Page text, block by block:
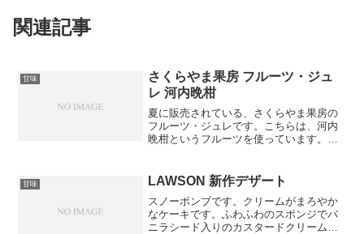
関連記事
甘味
さくらやま果房 フルーツ・ジュ
レ 河内晩柑
夏に販売されている、さくらやま果房の
フルーツ・ジュレです。こちらは、河内
晩柑というフルーツを使っています。河
ルーツと称されています。国産 愛媛産 河
内晩柑 和製グレープ...
甘味 LAWSON 新作デザート
スノーボンブです。クリームがまろやか
なケーキです。ふわふわのスポンジでバ
ニラシード入りのカスタードクリームを